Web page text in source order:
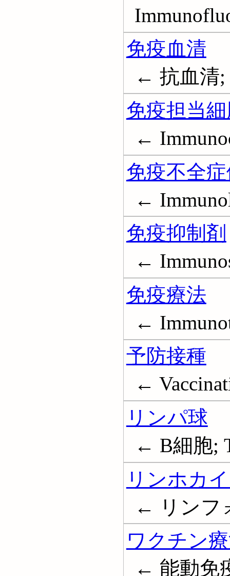
免疫血清
← 抗血清;
免疫担当
←
免疫不全
←
免疫抑制剤
←
免疫療法
←
予防接種
←
リンパ球
← B細胞;
リンホカ
← リンフ
ワクチン
← 能動免